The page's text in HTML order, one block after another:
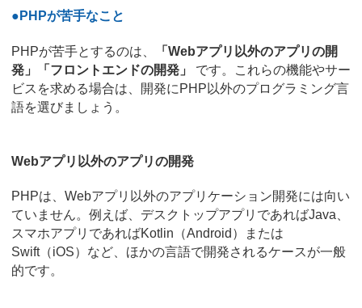
●PHPが苦手なこと
PHPが苦手とするのは、
「Webアプリ以外のアプリの開
発」「フロントエンドの開発」
です。これらの機能やサー
ビスを求める場合は、開発にPHP以外のプログラミング言
語を選びましょう。
Webアプリ以外のアプリの開発
PHPは、Webアプリ以外のアプリケーション開発には向い
ていません。例えば、デスクトップアプリであればJava、
スマホアプリであればKotlin（Android）または
Swift（iOS）など、ほかの言語で開発されるケースが一般
的です。